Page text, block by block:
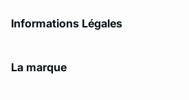
Informations Légales
La marque